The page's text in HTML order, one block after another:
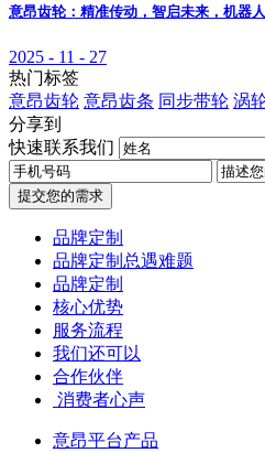
意昂齿轮：精准传动，智启未来，机器
2025 - 11 - 27
热门标签
意昂齿轮 意昂齿条 同步带轮 涡
分享到
快速联系我们
提交您的需求
品牌定制
品牌定制总遇难题
品牌定制
核心优势
服务流程
我们还可以
合作伙伴
​ 消费者心声
意昂平台产品